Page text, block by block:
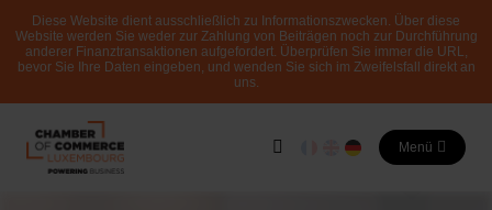
Diese Website dient ausschließlich zu Informationszwecken. Über diese
Website werden Sie weder zur Zahlung von Beiträgen noch zur Durchführung
anderer Finanztransaktionen aufgefordert. Überprüfen Sie immer die URL,
bevor Sie Ihre Daten eingeben, und wenden Sie sich im Zweifelsfall direkt an
uns.
Menü